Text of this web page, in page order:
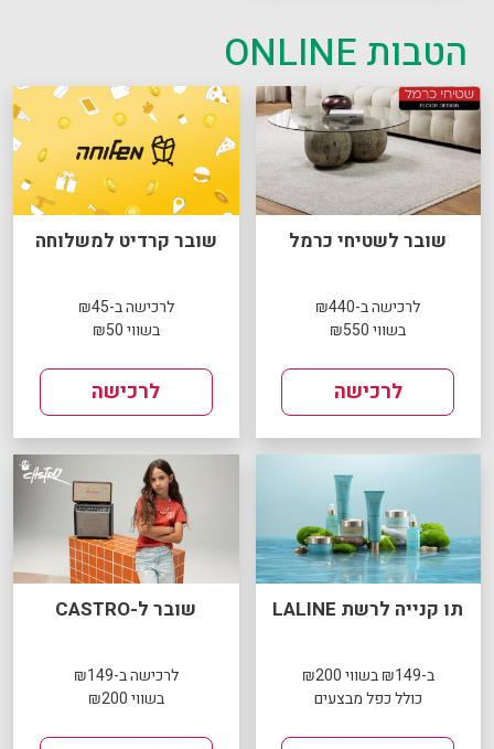
הטבות ONLINE
שובר לשטיחי כרמל
לרכישה ב-₪440
בשווי ₪550
לרכישה
שובר קרדיט למשלוחה
לרכישה ב-₪45
בשווי ₪50
לרכישה
תו קנייה לרשת LALINE
ב-₪149 בשווי ₪200
כולל כפל מבצעים
שובר ל-CASTRO
לרכישה ב-₪149
בשווי ₪200